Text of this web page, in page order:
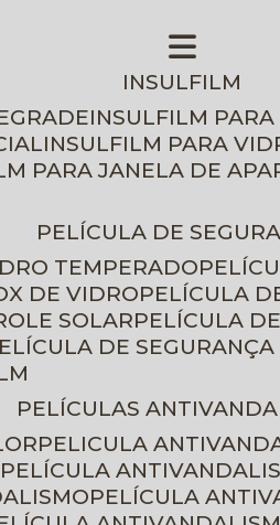
INSULFILM
INSULFILM
INSULFILM PARA
PARA JANELA DE
PELÍCULA DE
TEMPERADO
DE VIDRO
PELÍCULA
SOLAR
PELÍCULA
PELÍCULA DE
PELÍCULAS
PELICULA
PELÍCULA
PELÍCULA